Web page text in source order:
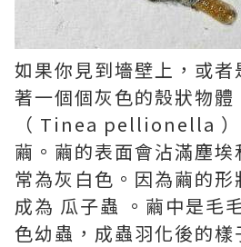
如果你見到墻壁上，或者
著一個個灰色的殼狀物
（ Tinea pellionella ）
繭。繭的表面會沾滿塵
常為灰白色。因為繭的
成為 瓜子蟲 。繭中是毛
色幼蟲，成蟲羽化後的樣